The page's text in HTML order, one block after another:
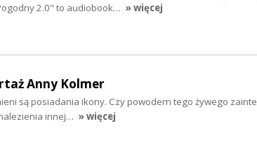
2.0" to audiobook… » więcej
Anny Kolmer
są posiadania ikony. Czy powodem tego żywego
innej… » więcej